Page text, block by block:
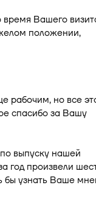
Вашего
положении,
рабочим, но все
спасибо за Вашу
выпуску нашей
год произвели
бы узнать Ваше